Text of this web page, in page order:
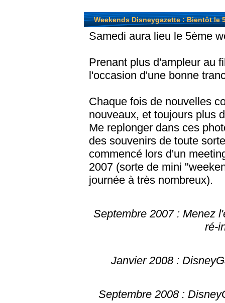
Weekends Disneygazette : Bientôt le
Samedi aura lieu le 5ème
Prenant plus d'ampleur au
l'occasion d'une bonne
Chaque fois de nouvelles
nouveaux, et toujours plus
Me replonger dans ces
des souvenirs de toute
commencé lors d'un
2007 (sorte de mini
journée à très nombreux).
Septembre 2007 : Menez
ré-
Janvier 2008 :
Septembre 2008 :